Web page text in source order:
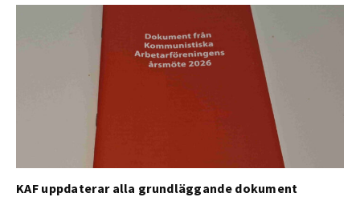
KAF uppdaterar alla grundläggande dokument